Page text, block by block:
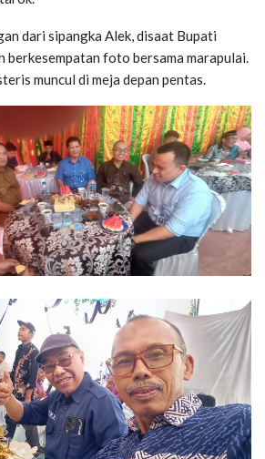
dari sipangka Alek, disaat Bupati
berkesempatan foto bersama marapulai.
muncul di meja depan pentas.